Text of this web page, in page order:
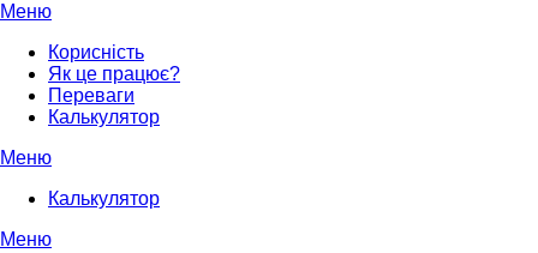
Меню
Корисність
Як це працює?
Переваги
Калькулятор
Меню
Калькулятор
Меню